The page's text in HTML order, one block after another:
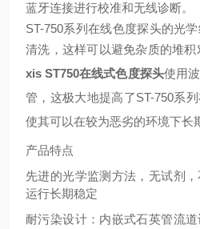
蓝牙连接进行校准和无线诊断。
ST-750系列在线色度探头的光
清洗，这样可以避免杂质的堆积
xis ST750在线式色度探头使用
管，这极大地提高了ST-750系
使其可以在较为恶劣的环境下长
产品特点
先进的光学监测方法，无试剂
运行长期稳定
耐污染设计：内嵌式石英管流